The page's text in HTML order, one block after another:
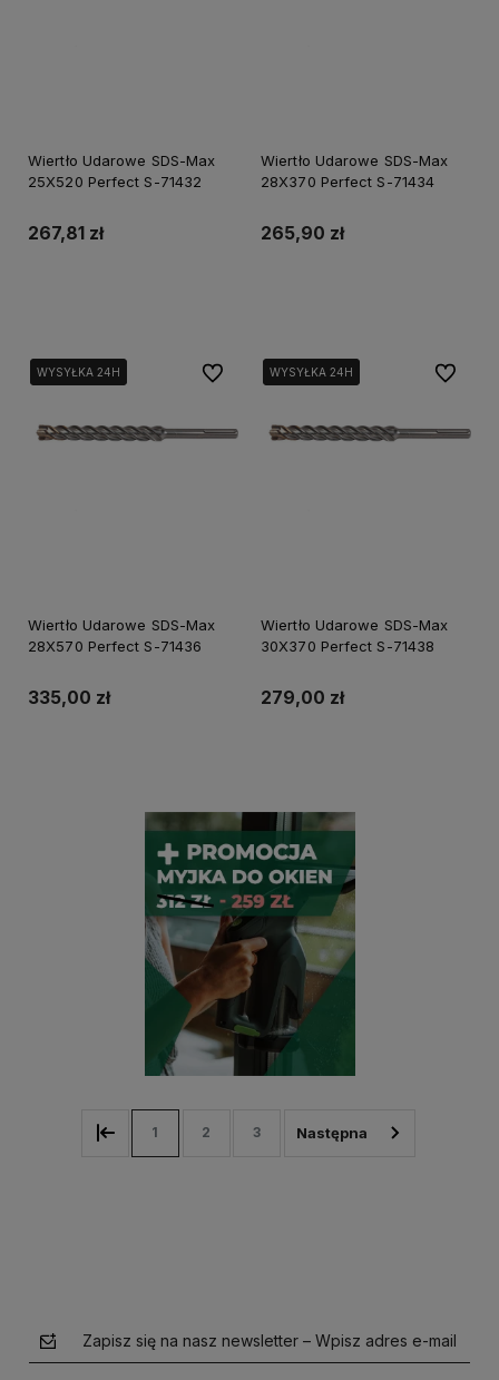
Wiertło Udarowe SDS-Max
25X520 Perfect S-71432
267,81 zł
Wiertło Udarowe SDS-Max
28X370 Perfect S-71434
265,90 zł
WYSYŁKA 24H
WYSYŁKA 24H
Wiertło Udarowe SDS-Max
28X570 Perfect S-71436
335,00 zł
Do ulubionychWYSYŁKA 24H
WYSYŁKA 24H
Wiertło Udarowe SDS-Max
30X370 Perfect S-71438
279,00 zł
Do
1 2 3
Zapisz się na nasz newsletter – Wpisz adres e-mail